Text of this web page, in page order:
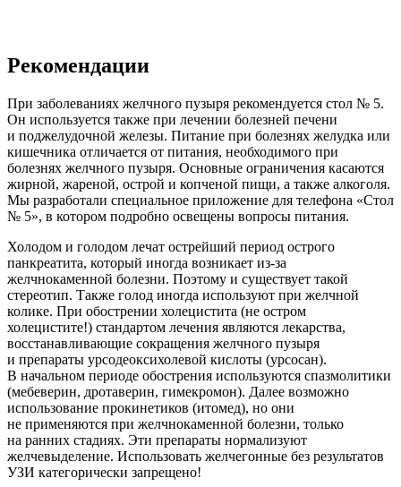
Рекомендации
При заболеваниях желчного пузыря рекомендуется стол № 5.
Он используется также при лечении болезней печени
и поджелудочной железы. Питание при болезнях желудка или
кишечника отличается от питания, необходимого при
болезнях желчного пузыря. Основные ограничения касаются
жирной, жареной, острой и копченой пищи, а также алкоголя.
Мы разработали специальное приложение для телефона «Стол
№ 5», в котором подробно освещены вопросы питания.
Холодом и голодом лечат острейший период острого
панкреатита, который иногда возникает из-за
желчнокаменной болезни. Поэтому и существует такой
стереотип. Также голод иногда используют при желчной
колике. При обострении холецистита (не остром
холецистите!) стандартом лечения являются лекарства,
восстанавливающие сокращения желчного пузыря
и препараты урсодеоксихолевой кислоты (урсосан).
В начальном периоде обострения используются спазмолитики
(мебеверин, дротаверин, гимекромон). Далее возможно
использование прокинетиков (итомед), но они
не применяются при желчнокаменной болезни, только
на ранних стадиях. Эти препараты нормализуют
желчевыделение. Использовать желчегонные без результатов
УЗИ категорически запрещено!